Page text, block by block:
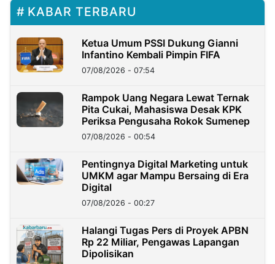
KABAR TERBARU
Ketua Umum PSSI Dukung Gianni
Infantino Kembali Pimpin FIFA
07/08/2026 - 07:54
Rampok Uang Negara Lewat Ternak
Pita Cukai, Mahasiswa Desak KPK
Periksa Pengusaha Rokok Sumenep
07/08/2026 - 00:54
Pentingnya Digital Marketing untuk
UMKM agar Mampu Bersaing di Era
Digital
07/08/2026 - 00:27
Halangi Tugas Pers di Proyek APBN
Rp 22 Miliar, Pengawas Lapangan
Dipolisikan